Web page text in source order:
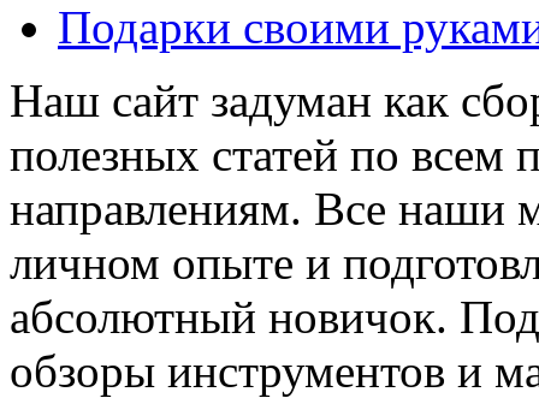
Подарки своими
Наш сайт задуман как
полезных статей по всем
направлениям. Все наши
личном опыте и
абсолютный новичок.
обзоры инструментов и